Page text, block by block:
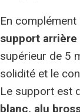
En
support arrière
supérieur de 5
solidité et le
Le support est
blanc, alu